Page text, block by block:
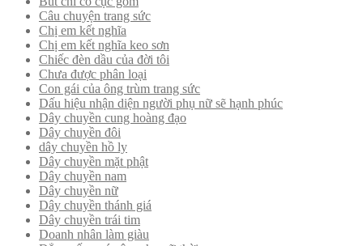
Câu chuyện trang sức
Chị em kết nghĩa
Chị em kết nghĩa keo sơn
Chiếc đèn dầu của đời tôi
Chưa được phân loại
Con gái của ông trùm trang sức
Dấu hiệu nhận diện người phụ nữ sẽ hạnh phúc
Dây chuyền cung hoàng đạo
Dây chuyền đôi
dây chuyền hồ ly
Dây chuyền mặt phật
Dây chuyền nam
Dây chuyền nữ
Dây chuyền thánh giá
Dây chuyền trái tim
Doanh nhân làm giàu